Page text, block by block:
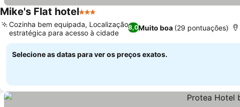
Mike's Flat hotel3 Estrelas
8,0Muito boa (29 pontuações)
Cozinha bem equipada, Localização
estratégica para acesso à cidade
Selecione as datas para ver os preços exatos.